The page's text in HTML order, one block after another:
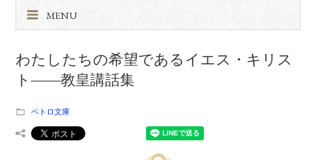
MENU
わたしたちの希望であるイエス・キリス
ト――教皇講話集
ペトロ文庫